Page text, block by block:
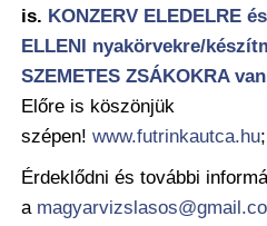
is. KONZERV ELEDELRE
ELLENI nyakörvekre/
SZEMETES ZSÁKOKRA
Előre is köszönjük
szépen! www.futrinkautca.hu
Érdeklődni és további
a